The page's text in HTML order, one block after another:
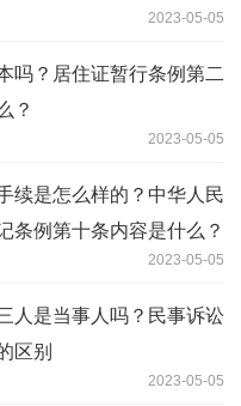
2023-05-05
吗？居住证暂行条例第二
？
2023-05-05
续是怎么样的？中华人民
条例第十条内容是什么？
2023-05-05
人是当事人吗？民事诉讼
区别
2023-05-05